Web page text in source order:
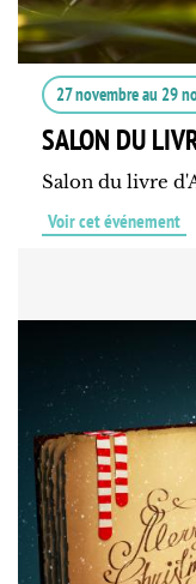
27 novembreau 29
SALON DU
Salon du livre
Voir cet événement